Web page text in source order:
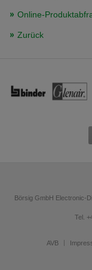
Online-
Zurück
Börsig GmbH Electronic-
Tel.
AVB